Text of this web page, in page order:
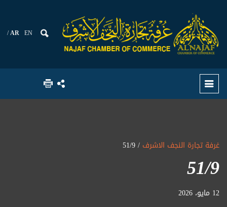
AR EN
غرفة تجارة النجف الاشرف / 51/9
51/9
12 مايو، 2026